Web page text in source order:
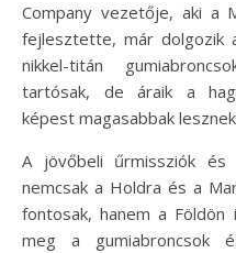
Company vezetője, aki a
fejlesztette, már dolgozik
nikkel-titán
tartósak, de áraik a
képest magasabbak
A jövőbeli űrmissziók és
nemcsak a Holdra és a
fontosak, hanem a
meg a gumiabroncsok